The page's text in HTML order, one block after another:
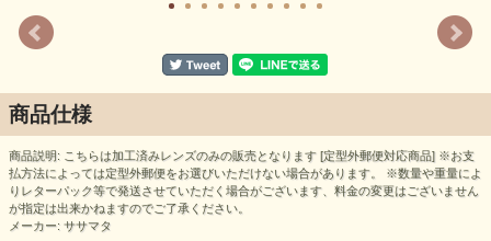
商品仕様
商品説明: こちらは加工済みレンズのみの販売となります [定型外郵便対応商品] ※お支
払方法によっては定型外郵便をお選びいただけない場合があります。 ※数量や重量によ
りレターパック等で発送させていただく場合がございます、料金の変更はございません
が指定は出来かねますのでご了承ください。
メーカー: ササマタ